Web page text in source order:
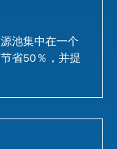
池集中在一个
省50％，并提